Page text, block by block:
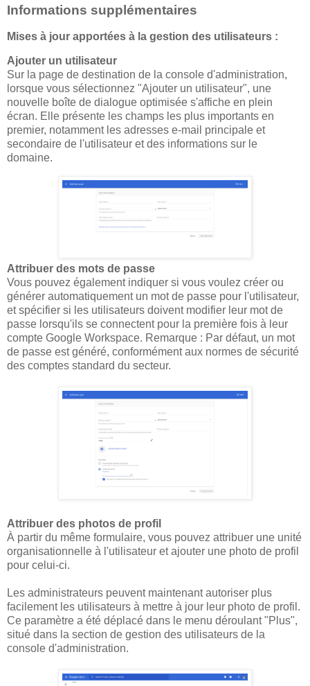
Informations supplémentaires
Mises à jour apportées à la gestion des utilisateurs :
Ajouter un utilisateur
Sur la page de destination de la console d'administration,
lorsque vous sélectionnez "Ajouter un utilisateur", une
nouvelle boîte de dialogue optimisée s'affiche en plein
écran. Elle présente les champs les plus importants en
premier, notamment les adresses e-mail principale et
secondaire de l'utilisateur et des informations sur le
domaine.
Attribuer des mots de passe
Vous pouvez également indiquer si vous voulez créer ou
générer automatiquement un mot de passe pour l'utilisateur,
et spécifier si les utilisateurs doivent modifier leur mot de
passe lorsqu'ils se connectent pour la première fois à leur
compte Google Workspace. Remarque : Par défaut, un mot
de passe est généré, conformément aux normes de sécurité
des comptes standard du secteur.
Attribuer des photos de profil
À partir du même formulaire, vous pouvez attribuer une unité
organisationnelle à l'utilisateur et ajouter une photo de profil
pour celui-ci.
Les administrateurs peuvent maintenant autoriser plus
facilement les utilisateurs à mettre à jour leur photo de profil.
Ce paramètre a été déplacé dans le menu déroulant "Plus",
situé dans la section de gestion des utilisateurs de la
console d'administration.